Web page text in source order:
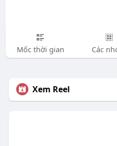
Mốc thời gian Các
Xem Reel